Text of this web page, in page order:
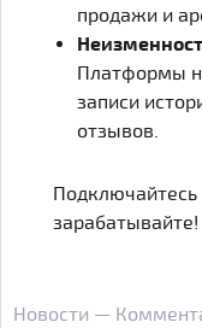
продажи и
Платформы
записи
отзывов.
зарабатывайте!
Новости —